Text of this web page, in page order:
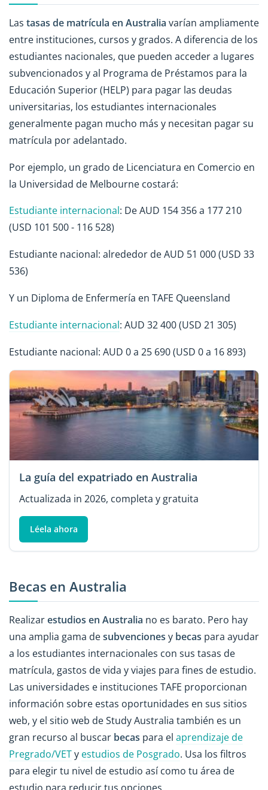
Las tasas de matrícula en Australia varían ampliamente
entre instituciones, cursos y grados. A diferencia de los
estudiantes nacionales, que pueden acceder a lugares
subvencionados y al Programa de Préstamos para la
Educación Superior (HELP) para pagar las deudas
universitarias, los estudiantes internacionales
generalmente pagan mucho más y necesitan pagar su
matrícula por adelantado.
Por ejemplo, un grado de Licenciatura en Comercio en
la Universidad de Melbourne costará:
Estudiante internacional: De AUD 154 356 a 177 210
(USD 101 500 - 116 528)
Estudiante nacional: alrededor de AUD 51 000 (USD 33
536)
Y un Diploma de Enfermería en TAFE Queensland
Estudiante internacional: AUD 32 400 (USD 21 305)
Estudiante nacional: AUD 0 a 25 690 (USD 0 a 16 893)
La guía del expatriado en Australia
Actualizada in 2026, completa y gratuita
Léela ahora
Becas en Australia
Realizarestudios en Australia no es barato. Pero hay
una amplia gama desubvenciones y becas para ayudar
a los estudiantes internacionales con sus tasas de
matrícula, gastos de vida y viajes para fines de estudio.
Las universidades e instituciones TAFE proporcionan
información sobre estas oportunidades en sus sitios
web, y el sitio web de Study Australia también es un
gran recurso al buscar becas para el aprendizaje de
Pregrado/VETy estudios de Posgrado. Usa los filtros
para elegir tu nivel de estudio así como tu área de